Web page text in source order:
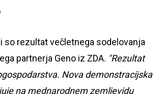
so rezultat večletnega sodelovanja
partnerja Geno iz ZDA. "Rezultat
Nova demonstracijska
na mednarodnem zemljevidu